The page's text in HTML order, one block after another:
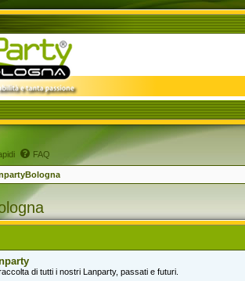
FAQ
di tutti i nostri Lanparty, passati e futuri.